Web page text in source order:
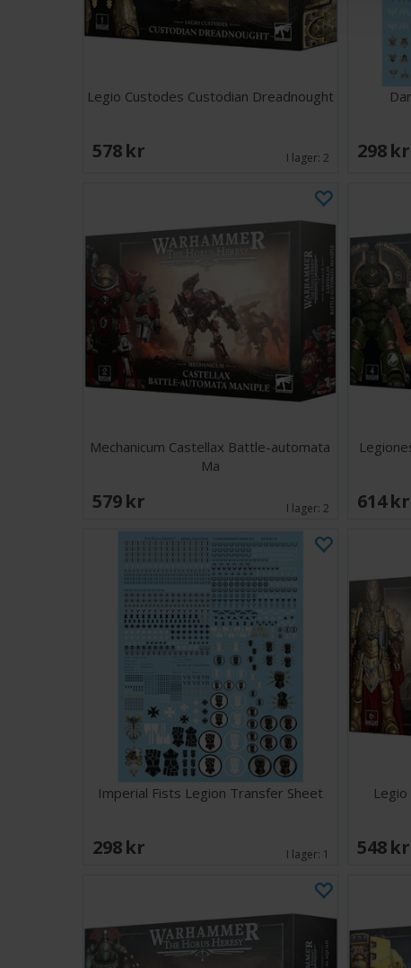
Legio Custodes Custodian Dreadnought
578 SEK I lager:2 298 SEK
Mechanicum Castellax Battle-automata
Ma
579 SEK I lager:2 614 SEK
Imperial Fists Legion Transfer Sheet
298 SEK I lager: 1 548 SEK